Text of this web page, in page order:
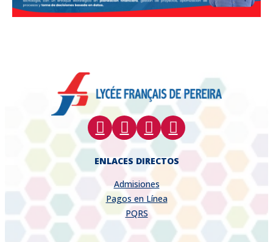
ENLACES DIRECTOS
Admisiones
Pagos en Línea
PQRS